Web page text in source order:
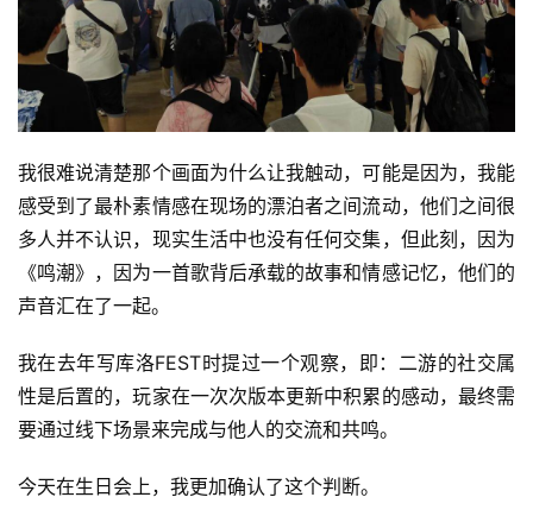
届
茶
奖
7
月
0
日
茶
我很难说清楚那个画面为什么让我触动，可能是因为，我能
感受到了最朴素情感在现场的漂泊者之间流动，他们之间很
多人并不认识，现实生活中也没有任何交集，但此刻，因为
《鸣潮》，因为一首歌背后承载的故事和情感记忆，他们的
声音汇在了一起。
我在去年写库洛FEST时提过一个观察，即：二游的社交属
性是后置的，玩家在一次次版本更新中积累的感动，最终需
要通过线下场景来完成与他人的交流和共鸣。
今天在生日会上，我更加确认了这个判断。